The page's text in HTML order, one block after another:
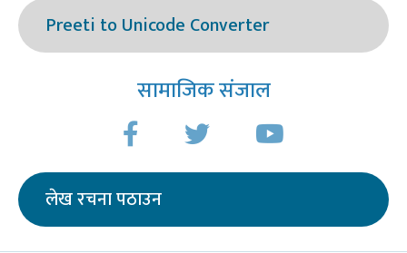
Preeti to Unicode Converter
सामाजिक संजाल
लेख रचना पठाउन